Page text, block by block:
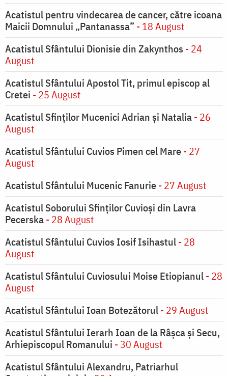
Acatistul pentru vindecarea de cancer, către icoana
Maicii Domnului „Pantanassa” - 18 August
Acatistul Sfântului Dionisie din Zakynthos - 24
August
Acatistul Sfântului Apostol Tit, primul episcop al
Cretei - 25 August
Acatistul Sfinților Mucenici Adrian și Natalia- 26
August
Acatistul Sfântului Cuvios Pimen cel Mare- 27
August
Acatistul Sfântului Mucenic Fanurie- 27 August
Acatistul Soborului Sfinților Cuvioși din Lavra
Pecerska- 28 August
Acatistul Sfântului Cuvios Iosif Isihastul- 28
August
Acatistul Sfântului Cuviosului Moise Etiopianul- 28
August
Acatistul Sfântului Ioan Botezătorul- 29 August
Acatistul Sfântului Ierarh Ioan de la Râşca şi Secu,
Arhiepiscopul Romanului - 30 August
Acatistul Sfântului Alexandru, Patriarhul